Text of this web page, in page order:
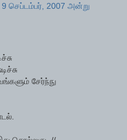
9 செப்டம்பர், 2007 அன்று
சேர்ந்நு